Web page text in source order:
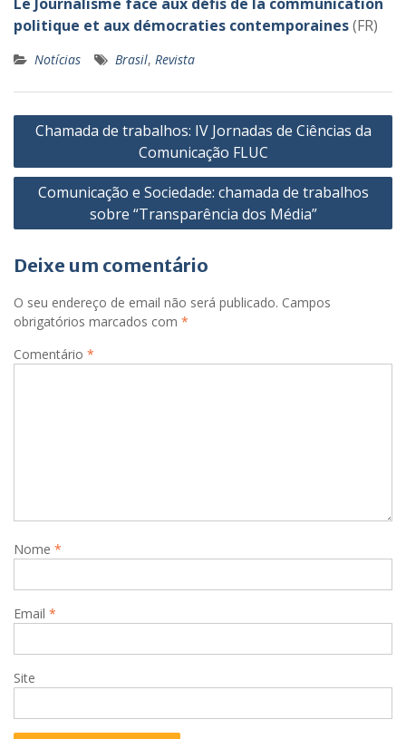
politique et aux démocraties contemporaines(FR)
Notícias Brasil, Revista
Navegação
artigos
Chamada de trabalhos: IV Jornadas de Ciências da
Comunicação FLUC
Comunicação e Sociedade: chamada de trabalhos
sobre “Transparência dos Média”
Deixe um comentário
O seu endereço de email não será publicado. Campos
obrigatórios marcados com *
Comentário *
Nome *
Email *
Site